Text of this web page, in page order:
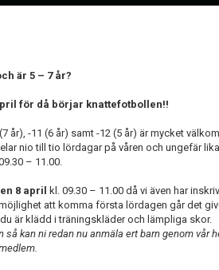
är 5 – 7 år?
för då börjar knattefotbollen!!
år), -11 (6 år) samt -12 (5 år) är mycket
nio till tio lördagar på våren och ungefär
– 11.00.
8 april
kl. 09.30 – 11.00 då vi även har
att komma första lördagen går det
är klädd i träningskläder och lämpliga skor.
så kan ni redan nu anmäla ert barn genom vår